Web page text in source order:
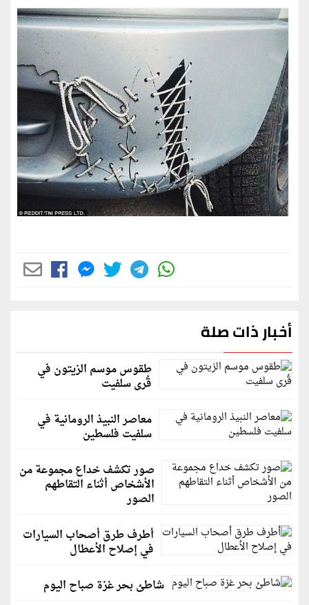
أخبار ذات صلة
طقوس موسم الزيتون في
قُرى سلفيت
معاصر النبيذ الرومانية في
سلفيت فلسطين
صور تكشف خداع مجموعة من
الأشخاص أثناء التقاطهم
الصور
أطرف طرق أصحاب السيارات
في إصلاح الأعطال
شاطئ بحر غزة صباح اليوم